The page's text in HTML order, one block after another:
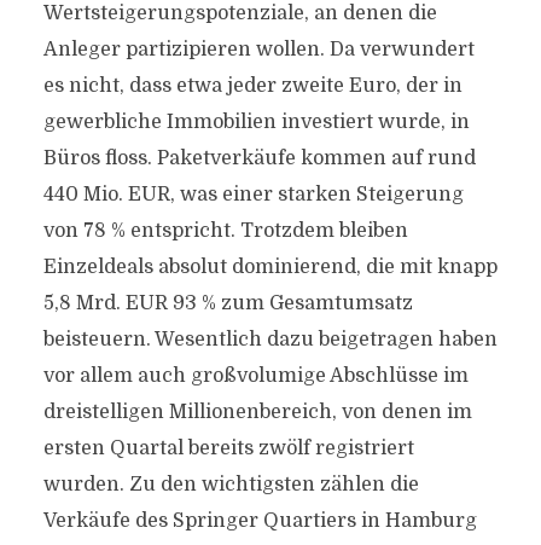
Wertsteigerungspotenziale, an denen die
Anleger partizipieren wollen. Da verwundert
es nicht, dass etwa jeder zweite Euro, der in
gewerbliche Immobilien investiert wurde, in
Büros floss. Paketverkäufe kommen auf rund
440 Mio. EUR, was einer starken Steigerung
von 78 % entspricht. Trotzdem bleiben
Einzeldeals absolut dominierend, die mit knapp
5,8 Mrd. EUR 93 % zum Gesamtumsatz
beisteuern. Wesentlich dazu beigetragen haben
vor allem auch großvolumige Abschlüsse im
dreistelligen Millionenbereich, von denen im
ersten Quartal bereits zwölf registriert
wurden. Zu den wichtigsten zählen die
Verkäufe des Springer Quartiers in Hamburg